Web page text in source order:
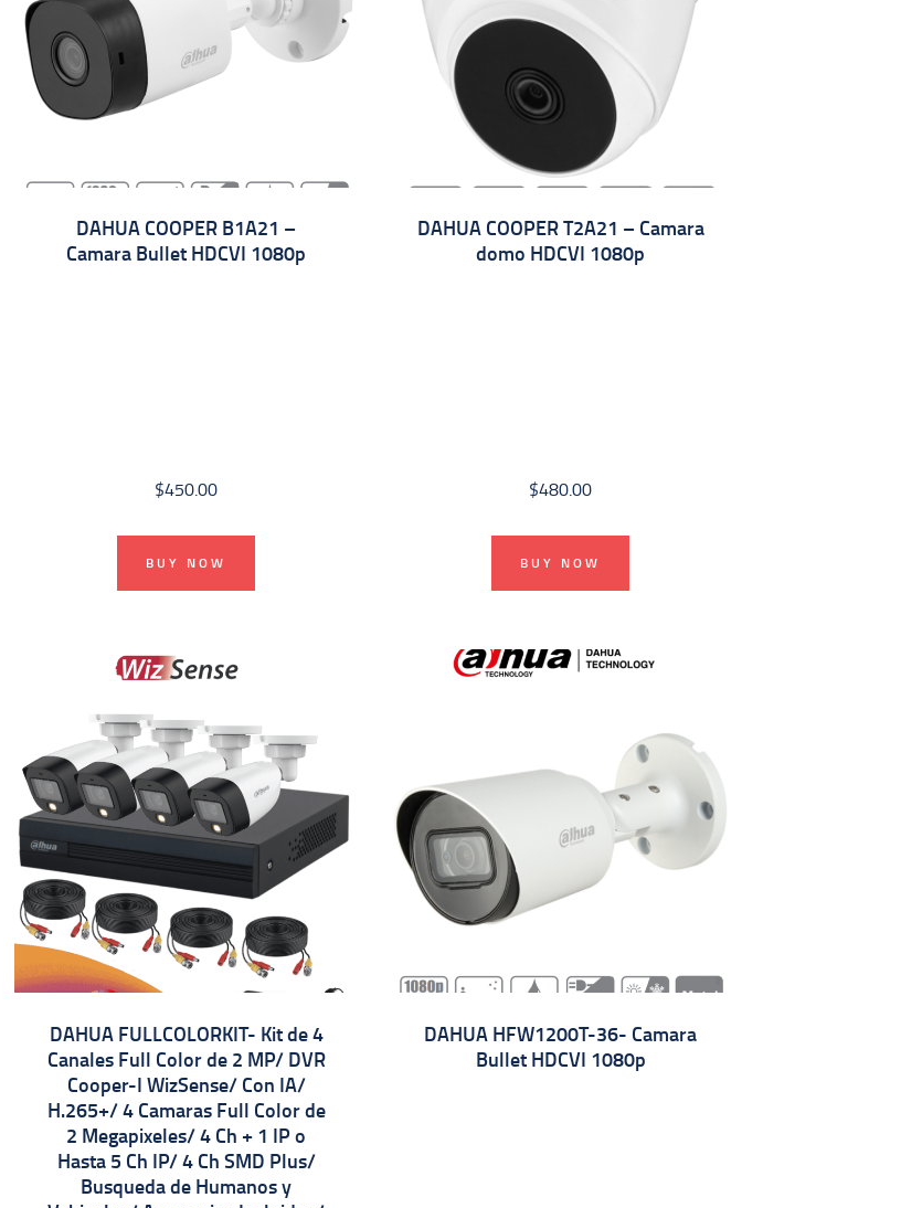
DAHUA COOPER B1A21 –
Camara Bullet HDCVI 1080p
$450.00
BUY NOW
DAHUA COOPER T2A21 – Camara
domo HDCVI 1080p
$480.00
BUY NOW
DAHUA FULLCOLORKIT- Kit de 4
Canales Full Color de 2 MP/ DVR
Cooper-I WizSense/ Con IA/
H.265+/ 4 Camaras Full Color de
2 Megapixeles/ 4 Ch + 1 IP o
Hasta 5 Ch IP/ 4 Ch SMD Plus/
Busqueda de Humanos y
DAHUA HFW1200T-36- Camara
Bullet HDCVI 1080p